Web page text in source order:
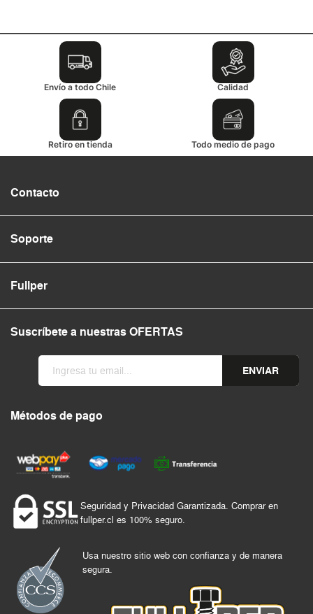
Envío a todo Chile Calidad
Retiro en tienda Todo medio de pago
Contacto
Soporte
Fullper
Suscríbete a nuestras OFERTAS
ENVIAR
Métodos de pago
Seguridad y Privacidad Garantizada. Comprar en
fullper.cl es 100% seguro.
Usa nuestro sitio web con confianza y de manera
segura.